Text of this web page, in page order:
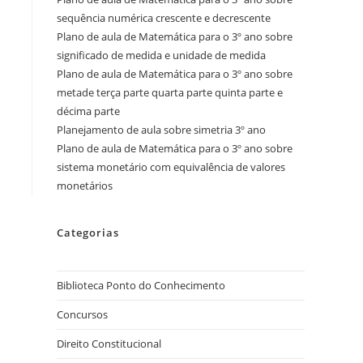
sequência numérica crescente e decrescente
Plano de aula de Matemática para o 3º ano sobre
significado de medida e unidade de medida
Plano de aula de Matemática para o 3º ano sobre
metade terça parte quarta parte quinta parte e
décima parte
Planejamento de aula sobre simetria 3º ano
Plano de aula de Matemática para o 3º ano sobre
sistema monetário com equivalência de valores
monetários
Categorias
Biblioteca Ponto do Conhecimento
Concursos
Direito Constitucional